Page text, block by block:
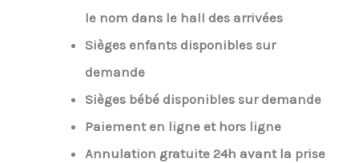
le nom dans le hall des arrivées
Sièges enfants disponibles sur
demande
Sièges bébé disponibles sur demande
Paiement en ligne et hors ligne
Annulation gratuite 24h avant la prise